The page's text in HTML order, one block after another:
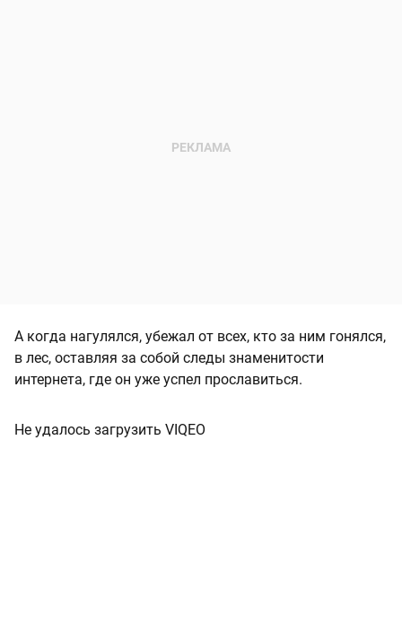
А когда нагулялся, убежал от всех, кто за ним гонялся,
в лес, оставляя за собой следы знаменитости
интернета, где он уже успел прославиться.
Не удалось загрузить VIQEO